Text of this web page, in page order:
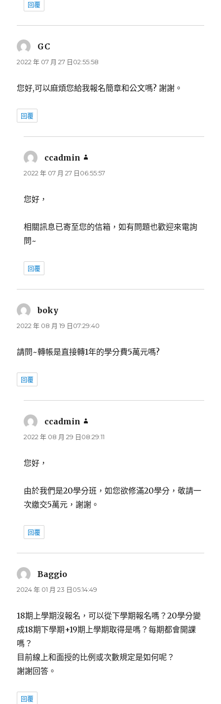
回覆
GC
示:
2022 年 07 月 27 日02:55:58
您好,可以麻煩您給我報名簡章和公文嗎? 謝謝。
回覆
ccadmin
示:
2022 年 07 月 27 日06:55:57
您好，
相關訊息已寄至您的信箱，如有問題也歡迎來電詢
問~
回覆
boky
示:
2022 年 08 月 19 日07:29:40
請問~轉帳是直接轉1年的學分費5萬元嗎?
回覆
ccadmin
示:
2022 年 08 月 29 日08:29:11
您好，
由於我們是20學分班，如您欲修滿20學分，敬請一
次繳交5萬元，謝謝。
回覆
Baggio
示:
2024 年 01 月 23 日05:14:49
18期上學期沒報名，可以從下學期報名嗎？20學分變
成18期下學期+19期上學期取得是嗎？每期都會開課
嗎？
目前線上和面授的比例或次數規定是如何呢？
謝謝回答。
回覆